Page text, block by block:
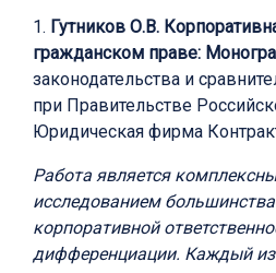
1. Гутников О.В.
гражданском праве:
законодательства и
при Правительстве
Юридическая фирма
Работа является
исследованием
корпоративной
дифференциации. Каждый из